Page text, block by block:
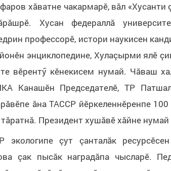
хăватне чакармарӗ, вăл «Хусанти
Хусан федераллă
профессорӗ, истори наукисен
энциклопедине, Хулаçырми ялӗ
вӗрентӳ кӗнекисем нумай. Чăваш
Канашӗн Председателӗ, ТР
ăна ТАССР йӗркеленнӗренпе 100
Президент хушăвӗ хăйне нумай
экологипе çут çанталăк
çак пысăк наградăпа чысларӗ.